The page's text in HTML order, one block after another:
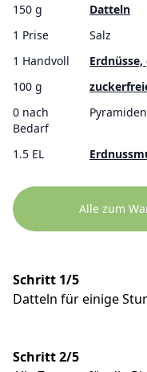
150 g
Datteln
1 Prise
Salz
1 Handvoll
100 g
0 nach
Bedarf
1.5 EL
Alle zum
Schritt 1/5
Datteln für einige
Schritt 2/5